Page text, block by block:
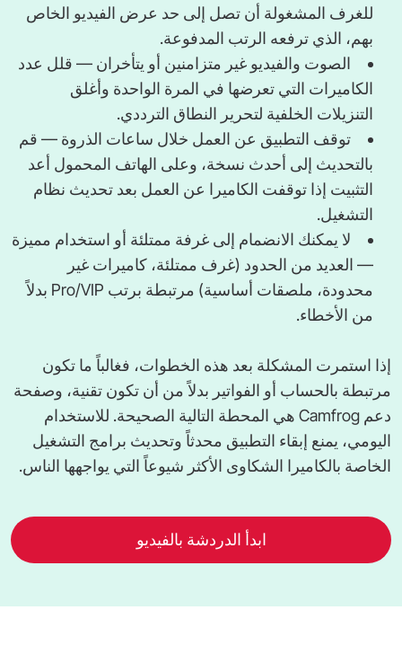
للغرف المشغولة أن تصل إلى حد عرض الفيديو الخاص
بهم، الذي ترفعه الرتب المدفوعة.
الصوت والفيديو غير متزامنين أو يتأخران — قلل عدد
الكاميرات التي تعرضها في المرة الواحدة وأغلق
التنزيلات الخلفية لتحرير النطاق الترددي.
توقف التطبيق عن العمل خلال ساعات الذروة — قم
بالتحديث إلى أحدث نسخة، وعلى الهاتف المحمول أعد
التثبيت إذا توقفت الكاميرا عن العمل بعد تحديث نظام
التشغيل.
لا يمكنك الانضمام إلى غرفة ممتلئة أو استخدام مميزة
— العديد من الحدود (غرف ممتلئة، كاميرات غير
محدودة، ملصقات أساسية) مرتبطة برتب Pro/VIP بدلاً
من الأخطاء.
إذا استمرت المشكلة بعد هذه الخطوات، فغالباً ما تكون
مرتبطة بالحساب أو الفواتير بدلاً من أن تكون تقنية، وصفحة
دعم Camfrog هي المحطة التالية الصحيحة. للاستخدام
اليومي، يمنع إبقاء التطبيق محدثاً وتحديث برامج التشغيل
الخاصة بالكاميرا الشكاوى الأكثر شيوعاً التي يواجهها الناس.
ابدأ الدردشة بالفيديو